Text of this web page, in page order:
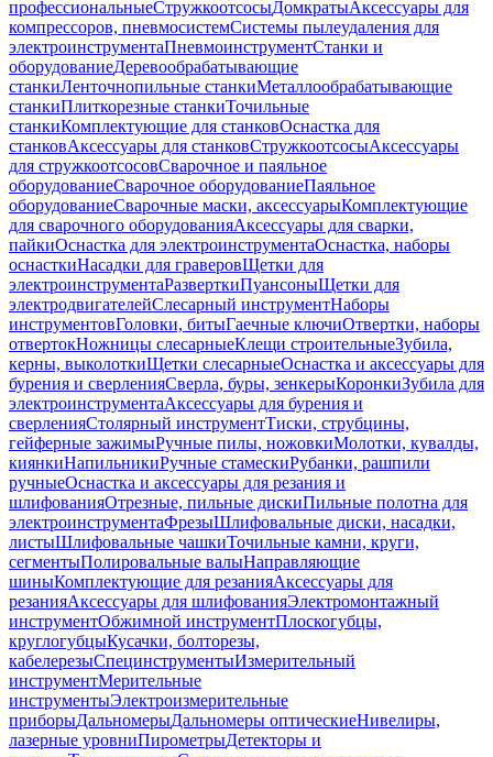
профессиональныеСтружкоотсосыДомкратыАксессуары для
компрессоров, пневмосистемСистемы пылеудаления для
электроинструментаПневмоинструментСтанки и
оборудованиеДеревообрабатывающие
станкиЛенточнопильные станкиМеталлообрабатывающие
станкиПлиткорезные станкиТочильные
станкиКомплектующие для станковОснастка для
станковАксессуары для станковСтружкоотсосыАксессуары
для стружкоотсосовСварочное и паяльное
оборудованиеСварочное оборудованиеПаяльное
оборудованиеСварочные маски, аксессуарыКомплектующие
для сварочного оборудованияАксессуары для сварки,
пайкиОснастка для электроинструментаОснастка, наборы
оснасткиНасадки для граверовЩетки для
электроинструментаРазверткиПуансоныЩетки для
электродвигателейСлесарный инструментНаборы
инструментовГоловки, битыГаечные ключиОтвертки, наборы
отвертокНожницы слесарныеКлещи строительныеЗубила,
керны, выколоткиЩетки слесарныеОснастка и аксессуары для
бурения и сверленияСверла, буры, зенкерыКоронкиЗубила для
электроинструментаАксессуары для бурения и
сверленияСтолярный инструментТиски, струбцины,
гейферные зажимыРучные пилы, ножовкиМолотки, кувалды,
киянкиНапильникиРучные стамескиРубанки, рашпили
ручныеОснастка и аксессуары для резания и
шлифованияОтрезные, пильные дискиПильные полотна для
электроинструментаФрезыШлифовальные диски, насадки,
листыШлифовальные чашкиТочильные камни, круги,
сегментыПолировальные валыНаправляющие
шиныКомплектующие для резанияАксессуары для
резанияАксессуары для шлифованияЭлектромонтажный
инструментОбжимной инструментПлоскогубцы,
круглогубцыКусачки, болторезы,
кабелерезыСпецинструментыИзмерительный
инструментМерительные
инструментыЭлектроизмерительные
приборыДальномерыДальномеры оптическиеНивелиры,
лазерные уровниПирометрыДетекторы и